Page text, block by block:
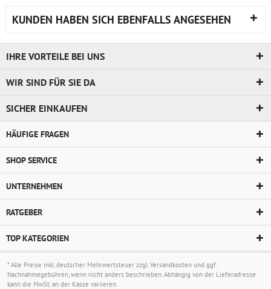
KUNDEN HABEN SICH EBENFALLS ANGESEHEN
IHRE VORTEILE BEI UNS
WIR SIND FÜR SIE DA
SICHER EINKAUFEN
HÄUFIGE FRAGEN
SHOP SERVICE
UNTERNEHMEN
RATGEBER
TOP KATEGORIEN
* Alle Preise inkl. deutscher Mehrwertsteuer zzgl.Versandkosten und ggf.
Nachnahmegebühren, wenn nicht anders beschrieben. Abhängig von der Lieferadresse
kann die MwSt. an der Kasse variieren.